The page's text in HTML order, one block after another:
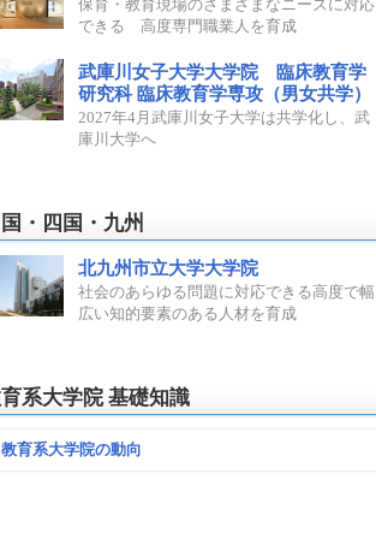
保育・教育現場のさまざまなニーズに対応
できる 高度専門職業人を育成
武庫川女子大学大学院 臨床教育学
研究科 臨床教育学専攻（男女共学）
2027年4月武庫川女子大学は共学化し、武
庫川大学へ
・四国・九州
北九州市立大学大学院
社会のあらゆる問題に対応できる高度で幅
広い知的要素のある人材を育成
系大学院 基礎知識
教育系大学院の動向